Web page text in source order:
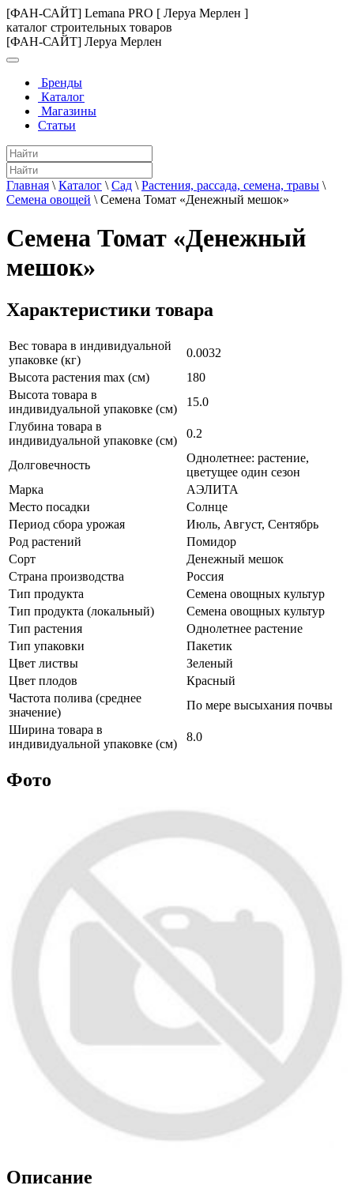
[ФАН-САЙТ] Lemana PRO [ Леруа Мерлен ]
каталог строительных товаров
[ФАН-САЙТ] Леруа Мерлен
Бренды
Каталог
Магазины
Статьи
Главная \ Каталог \ Сад \ Растения, рассада, семена, травы \
Семена овощей \ Семена Томат «Денежный мешок»
Семена Томат «Денежный
мешок»
Характеристики товара
Вес товара в индивидуальной
упаковке (кг)
0.0032
Высота растения max (см)
180
Высота товара в
индивидуальной упаковке (см)
15.0
Глубина товара в
индивидуальной упаковке (см)
0.2
Долговечность
Однолетнее: растение,
цветущее один сезон
Марка
АЭЛИТА
Место посадки
Солнце
Период сбора урожая
Июль, Август, Сентябрь
Род растений
Помидор
Сорт
Денежный мешок
Страна производства
Россия
Тип продукта
Семена овощных культур
Тип продукта (локальный)
Семена овощных культур
Тип растения
Однолетнее растение
Тип упаковки
Пакетик
Цвет листвы
Зеленый
Цвет плодов
Красный
Частота полива (среднее
значение)
По мере высыхания почвы
Ширина товара в
индивидуальной упаковке (см)
8.0
Фото
Описание